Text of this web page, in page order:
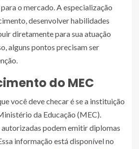
o mercado. A especialização
desenvolver habilidades
diretamente para sua atuação
alguns pontos precisam ser
do MEC
você deve checar é se a instituição
da Educação (MEC).
podem emitir diplomas
informação está disponível no